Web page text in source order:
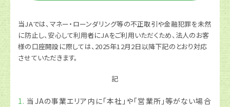
当JAでは、マネー・ローンダリング等の不正取引や金融犯罪を未然
に防止し、安心して利用者にJAをご利用いただくため、法人のお客
様の口座開設に際しては、2025年12月2日以降下記のとおり対応
させていただきます。
記
当JAの事業エリア内に「本社」や「営業所」等がない場合